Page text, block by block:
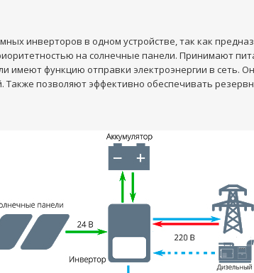
инверторов в одном устройстве, так как
на солнечные панели. Принимают
имеют функцию отправки электроэнергии в сеть.
позволяют эффективно обеспечивать